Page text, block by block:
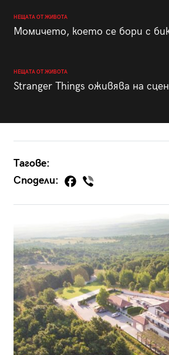
НЕЩАТА ОТ ЖИВОТА
Момичето, което се бори с
НЕЩАТА ОТ ЖИВОТА
Stranger Things оживява на
Тагове:
Сподели: